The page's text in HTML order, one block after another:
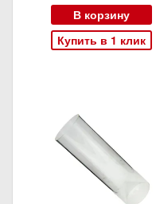
В корзину
Купить в 1 клик